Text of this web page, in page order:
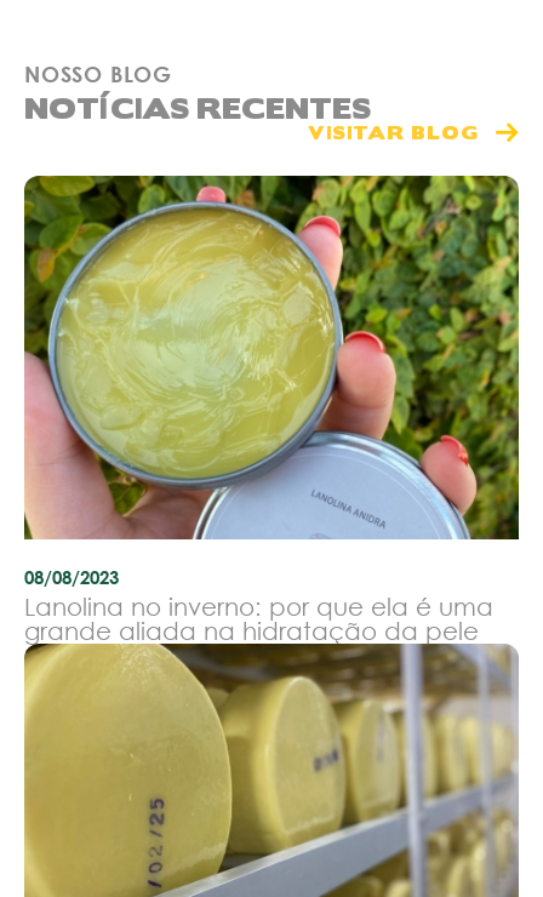
NOSSO BLOG
NOTÍCIAS RECENTES
VISITAR BLOG
08/08/2023
Lanolina no inverno: por que ela é uma
grande aliada na hidratação da pele